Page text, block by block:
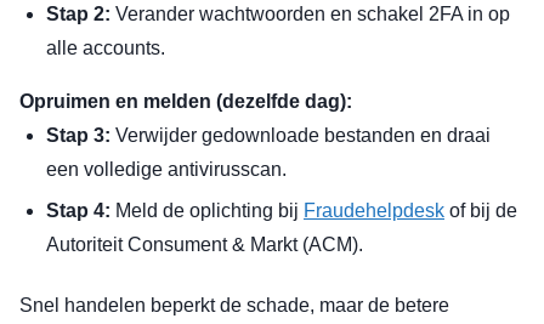
Stap 2: Verander wachtwoorden en schakel 2FA in op
alle accounts.
Opruimen en melden (dezelfde dag):
Stap 3: Verwijder gedownloade bestanden en draai
een volledige antivirusscan.
Stap 4: Meld de oplichting bij Fraudehelpdesk of bij de
Autoriteit Consument & Markt (ACM).
Snel handelen beperkt de schade, maar de betere